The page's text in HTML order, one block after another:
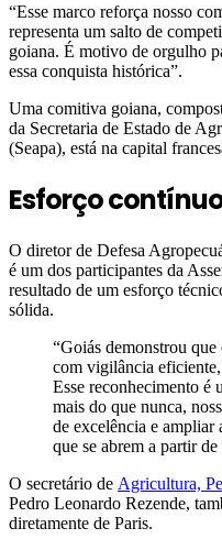
“Esse marco reforça nosso
representa um salto de
goiana. É motivo de orgulho
essa conquista histórica”.
Uma comitiva goiana,
da Secretaria de Estado de
(Seapa), está na capital
Esforço
O diretor de Defesa
é um dos participantes da
resultado de um esforço
sólida.
“Goiás demonstrou
com vigilância
Esse reconhecimento é
mais do que nunca,
de excelência e ampliar
que se abrem a partir de
O secretário de Agricultura,
Pedro Leonardo Rezende,
diretamente de Paris.